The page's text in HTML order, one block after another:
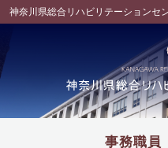
神奈川県総合リハビリテーションセ
事務職員